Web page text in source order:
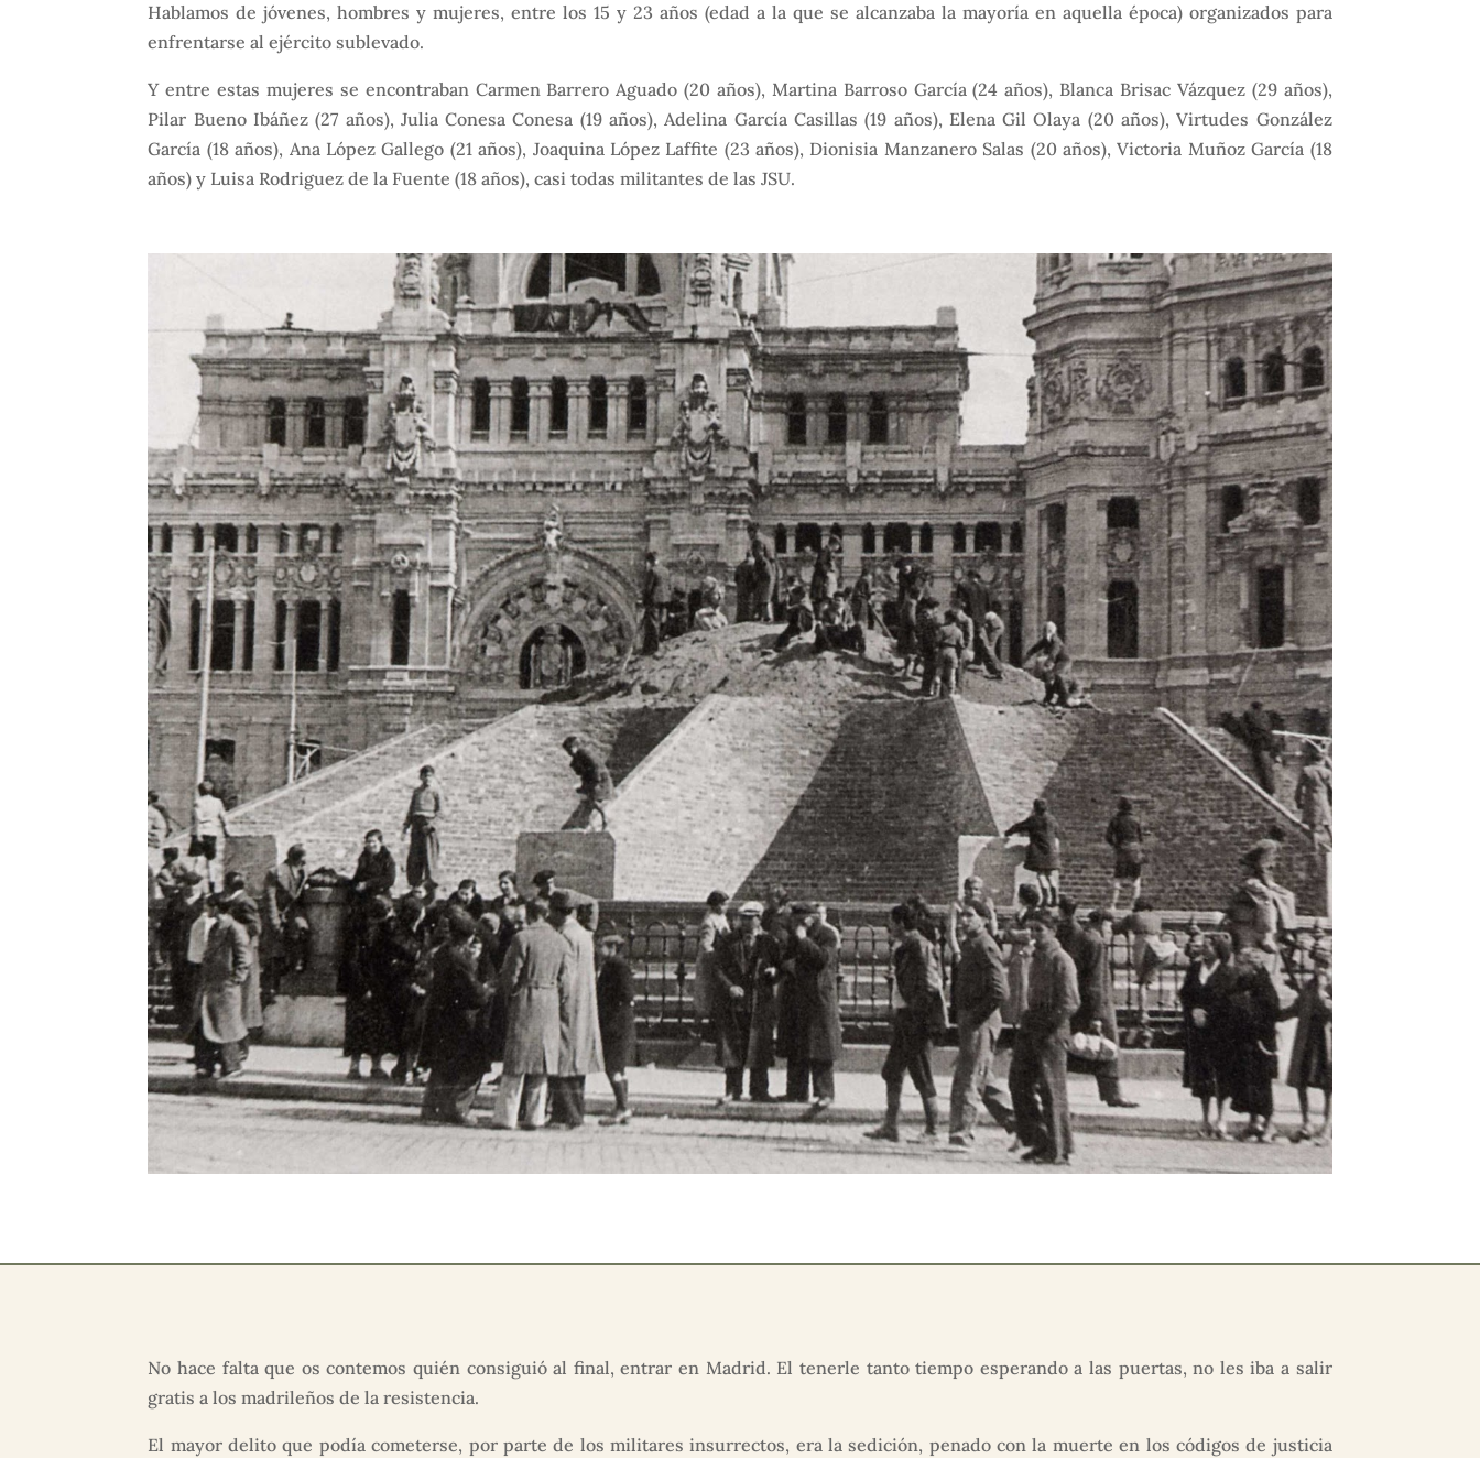
Hablamos de jóvenes, hombres y mujeres, entre los 15 y 23 años (edad a la que se alcanzaba la mayoría en aquella época) organizados para
enfrentarse al ejército sublevado.
Y entre estas mujeres se encontraban Carmen Barrero Aguado (20 años), Martina Barroso García (24 años), Blanca Brisac Vázquez (29 años),
Pilar Bueno Ibáñez (27 años), Julia Conesa Conesa (19 años), Adelina García Casillas (19 años), Elena Gil Olaya (20 años), Virtudes González
García (18 años), Ana López Gallego (21 años), Joaquina López Laffite (23 años), Dionisia Manzanero Salas (20 años), Victoria Muñoz García (18
años) y Luisa Rodriguez de la Fuente (18 años), casi todas militantes de las JSU.
No hace falta que os contemos quién consiguió al final, entrar en Madrid. El tenerle tanto tiempo esperando a las puertas, no les iba a salir
gratis a los madrileños de la resistencia.
El mayor delito que podía cometerse, por parte de los militares insurrectos, era la sedición, penado con la muerte en los códigos de justicia